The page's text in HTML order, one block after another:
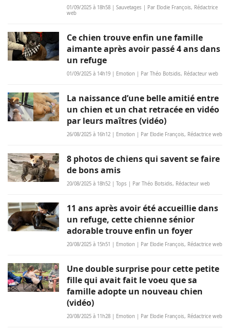
01/09/2025 à 18h58 | Sauvetages | Par Elodie François, Rédactrice
web
Ce chien trouve enfin une famille
aimante après avoir passé 4 ans dans
un refuge
01/09/2025 à 14h19 | Emotion | Par Théo Botsidis, Rédacteur web
La naissance d’une belle amitié entre
un chien et un chat retracée en vidéo
par leurs maîtres (vidéo)
26/08/2025 à 16h12 | Emotion | Par Elodie François, Rédactrice web
8 photos de chiens qui savent se faire
de bons amis
20/08/2025 à 18h52 | Tops | Par Théo Botsidis, Rédacteur web
11 ans après avoir été accueillie dans
un refuge, cette chienne sénior
adorable trouve enfin un foyer
20/08/2025 à 15h51 | Emotion | Par Elodie François, Rédactrice web
Une double surprise pour cette petite
fille qui avait fait le voeu que sa
famille adopte un nouveau chien
(vidéo)
20/08/2025 à 11h28 | Emotion | Par Elodie François, Rédactrice web